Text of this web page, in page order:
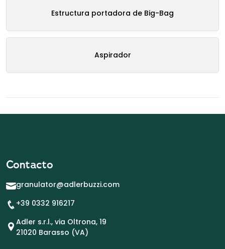
Estructura portadora de Big-Bag
Aspirador
Contacto
granulator@adlerbuzzi.com
+39 0332 916217
Adler s.r.l., via Oltrona, 19
21020 Barasso (VA)